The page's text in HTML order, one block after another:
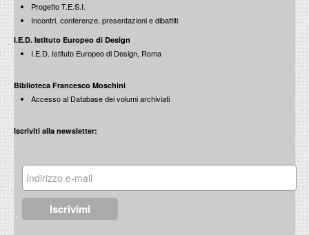
Progetto T.E.S.I.
Incontri, conferenze, presentazioni e dibattiti
I.E.D. Istituto Europeo di Design
I.E.D. Istituto Europeo di Design, Roma
Biblioteca Francesco Moschini
Accesso al Database dei volumi archiviati
Iscriviti alla newsletter: